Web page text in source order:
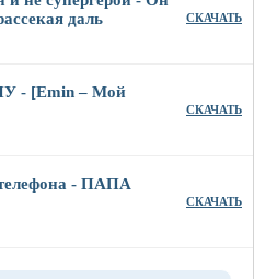
даль
СКАЧАТЬ
- [Emin – Мой
СКАЧАТЬ
- ПАПА
СКАЧАТЬ